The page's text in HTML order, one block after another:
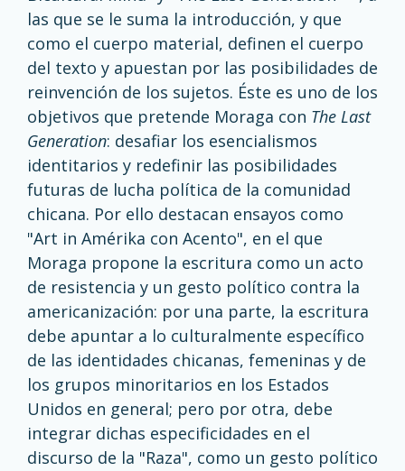
las que se le suma la introducción, y que
como el cuerpo material, definen el cuerpo
del texto y apuestan por las posibilidades de
reinvención de los sujetos. Éste es uno de los
objetivos que pretende Moraga con The Last
Generation: desafiar los esencialismos
identitarios y redefinir las posibilidades
futuras de lucha política de la comunidad
chicana. Por ello destacan ensayos como
"Art in Amérika con Acento", en el que
Moraga propone la escritura como un acto
de resistencia y un gesto político contra la
americanización: por una parte, la escritura
debe apuntar a lo culturalmente específico
de las identidades chicanas, femeninas y de
los grupos minoritarios en los Estados
Unidos en general; pero por otra, debe
integrar dichas especificidades en el
discurso de la "Raza", como un gesto político